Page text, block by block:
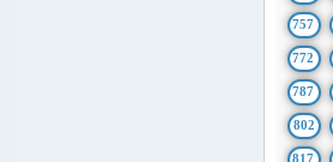
757
772
787
802
817